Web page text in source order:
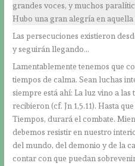
grandes voces, y muchos
Hubo una gran alegría en aquella
Las persecuciones existieron
y seguirán llegando…
Lamentablemente tenemos que
tiempos de calma. Sean luchas
siempre está ahí: La luz vino a
recibieron (cf. Jn 1,5.11). Hasta
Tiempos, durará el combate.
debemos resistir en nuestro
del mundo, del demonio y de la
contar con que puedan